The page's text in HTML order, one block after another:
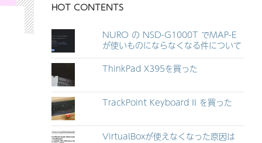
HOT CONTENTS
NURO の NSD-G1000T でMAP-E
が使いものにならなくなる件について
ThinkPad X395を買った
TrackPoint Keyboard II を買った
VirtualBoxが使えなくなった原因は